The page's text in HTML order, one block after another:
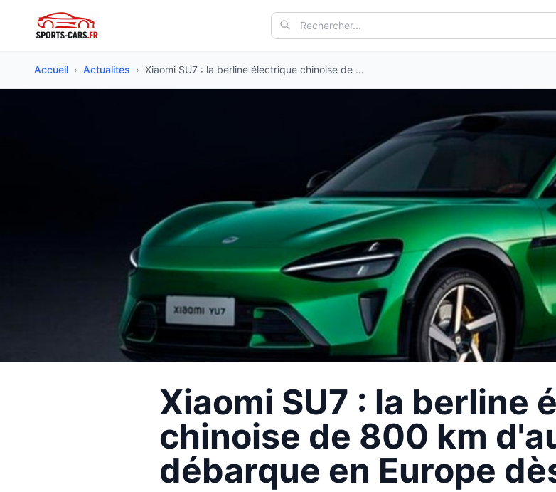
Accueil › Actualités › Xiaomi SU7 : la berline électrique chinoise de ...
Xiaomi SU7 : la berline
chinoise de 800 km
débarque en Europe